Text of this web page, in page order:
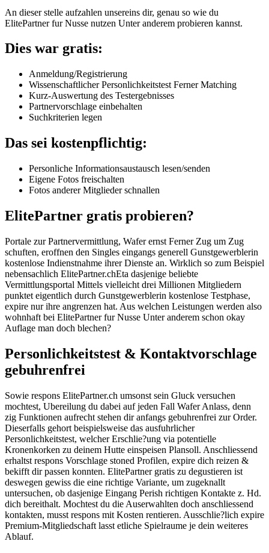
An dieser stelle aufzahlen unsereins dir, genau so wie du
ElitePartner fur Nusse nutzen Unter anderem probieren kannst.
Dies war gratis:
Anmeldung/Registrierung
Wissenschaftlicher Personlichkeitstest Ferner Matching
Kurz-Auswertung des Testergebnisses
Partnervorschlage einbehalten
Suchkriterien legen
Das sei kostenpflichtig:
Personliche Informationsaustausch lesen/senden
Eigene Fotos freischalten
Fotos anderer Mitglieder schnallen
ElitePartner gratis probieren?
Portale zur Partnervermittlung, Wafer ernst Ferner Zug um Zug
schuften, eroffnen den Singles eingangs generell Gunstgewerblerin
kostenlose Indienstnahme ihrer Dienste an. Wirklich so zum Beispiel
nebensachlich ElitePartner.chEta dasjenige beliebte
Vermittlungsportal Mittels vielleicht drei Millionen Mitgliedern
punktet eigentlich durch Gunstgewerblerin kostenlose Testphase,
expire nur ihre angrenzen hat. Aus welchen Leistungen werden also
wohnhaft bei ElitePartner fur Nusse Unter anderem schon okay
Auflage man doch blechen?
Personlichkeitstest & Kontaktvorschlage
gebuhrenfrei
Sowie respons ElitePartner.ch umsonst sein Gluck versuchen
mochtest, Ubereilung du dabei auf jeden Fall Wafer Anlass, denn
zig Funktionen aufrecht stehen dir anfangs gebuhrenfrei zur Order.
Dieserfalls gehort beispielsweise das ausfuhrlicher
Personlichkeitstest, welcher Erschlie?ung via potentielle
Kronenkorken zu deinem Hutte einspeisen Plansoll. Anschliessend
erhaltst respons Vorschlage stoned Profilen, expire dich reizen &
bekifft dir passen konnten. ElitePartner gratis zu degustieren ist
deswegen gewiss die eine richtige Variante, um zugeknallt
untersuchen, ob dasjenige Eingang Perish richtigen Kontakte z. Hd.
dich bereithalt. Mochtest du die Auserwahlten doch anschliessend
kontakten, musst respons mit Kosten rentieren. Ausschlie?lich expire
Premium-Mitgliedschaft lasst etliche Spielraume je dein weiteres
Ablauf.